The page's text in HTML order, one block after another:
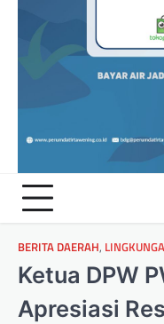
BERITA DAERAH,
Ketua DPW
Apresiasi